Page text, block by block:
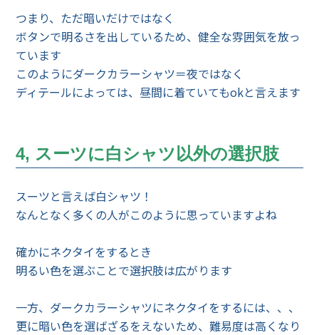
つまり、ただ暗いだけではなく
ボタンで明るさを出しているため、健全な雰囲気を放っ
ています
このようにダークカラーシャツ＝夜ではなく
ディテールによっては、昼間に着ていてもokと言えます
4, スーツに白シャツ以外の選択肢
スーツと言えば白シャツ！
なんとなく多くの人がこのように思っていますよね
確かにネクタイをするとき
明るい色を選ぶことで選択肢は広がります
一方、ダークカラーシャツにネクタイをするには、、、
更に暗い色を選ばざるをえないため、難易度は高くなり